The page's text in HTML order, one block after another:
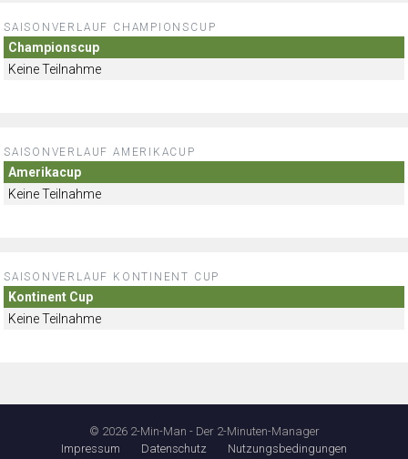
SAISONVERLAUF CHAMPIONSCUP
Championscup
Keine Teilnahme
SAISONVERLAUF AMERIKACUP
Amerikacup
Keine Teilnahme
SAISONVERLAUF KONTINENT CUP
Kontinent Cup
Keine Teilnahme
© 2026 2-Min-Man - Der 2-Minuten-Manager
Impressum
Datenschutz Nutzungsbedingungen